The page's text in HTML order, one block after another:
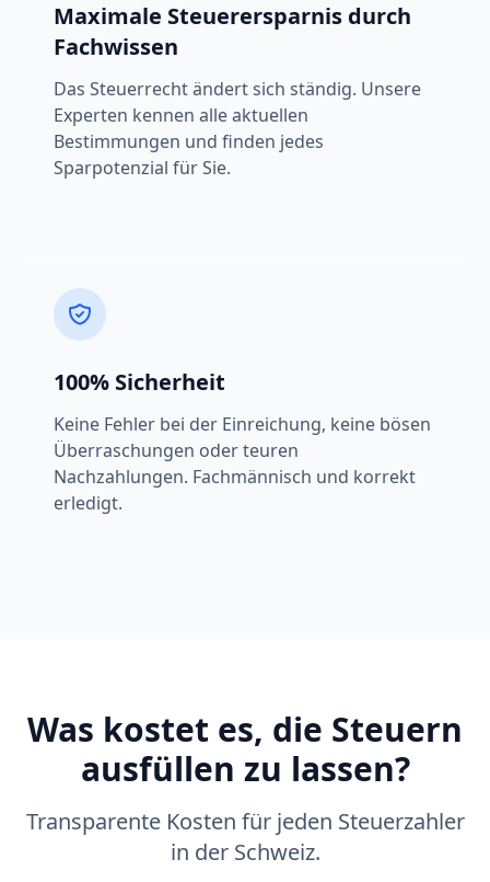
Maximale Steuerersparnis durch
Fachwissen
Das Steuerrecht ändert sich ständig. Unsere
Experten kennen alle aktuellen
Bestimmungen und finden jedes
Sparpotenzial für Sie.
100% Sicherheit
Keine Fehler bei der Einreichung, keine bösen
Überraschungen oder teuren
Nachzahlungen. Fachmännisch und korrekt
erledigt.
Was kostet es, die Steuern
ausfüllen zu lassen?
Transparente Kosten für jeden Steuerzahler
in der Schweiz.